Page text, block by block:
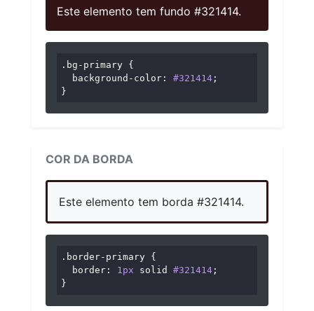
Este elemento tem fundo #321414.
.bg-primary {
background-color : #321414 ;
}
COR DA BORDA
Este elemento tem borda #321414.
.border-primary {
border : 1px solid #321414 ;
}